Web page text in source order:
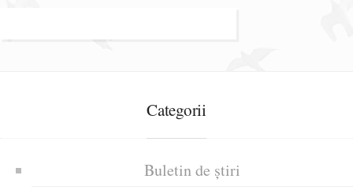
Categorii
Buletin de știri